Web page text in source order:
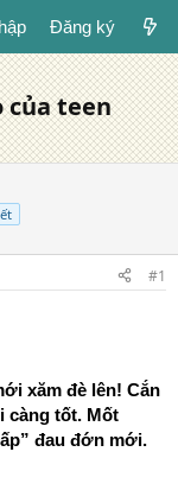
Đăng ký
của teen
#1
xăm đè lên! Cắn
càng tốt. Mốt
đau đớn mới.